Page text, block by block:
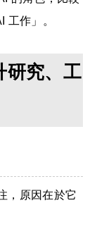
工作」。
研究、工
，原因在於它